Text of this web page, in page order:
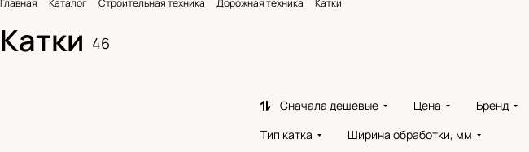
Главная Каталог Строительная техника Дорожная техника Катки
Катки 46
Сначала дешевые Цена Бренд
Тип катка
Ширина обработки, мм